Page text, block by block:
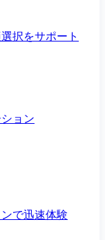
択をサポート
ョン
で迅速体験